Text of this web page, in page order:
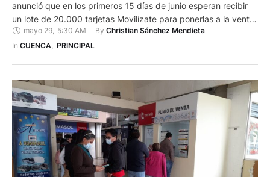
anunció que en los primeros 15 días de junio esperan recibir
un lote de 20.000 tarjetas Movilízate para ponerlas a la venta
de forma inmediata. Y es que hay un desabastecimiento de
estas y asimismo se registra un retraso en el cumplimiento de
mayo 29 5:30 AM By Christian Sánchez Mendieta
In CUENCA, PRINCIPAL